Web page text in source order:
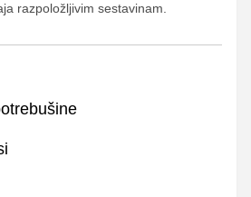
razpoložljivim sestavinam.